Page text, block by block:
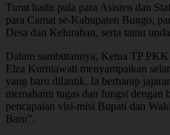
Turut hadir pula para Asisten dan
para Camat se-Kabupaten Bungo,
Desa dan Kelurahan, serta tamu
Dalam sambutannya, Ketua TP
Elza Kurniawati menyampaikan
yang baru dilantik. Ia berharap
memahami tugas dan fungsi dengan
pencapaian visi-misi Bupati dan
Baru”.